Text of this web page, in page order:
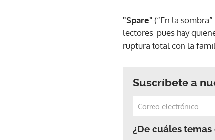
"Spare" (“En la
lectores, pues hay
ruptura total con la
Suscríbete a
¿De cuáles